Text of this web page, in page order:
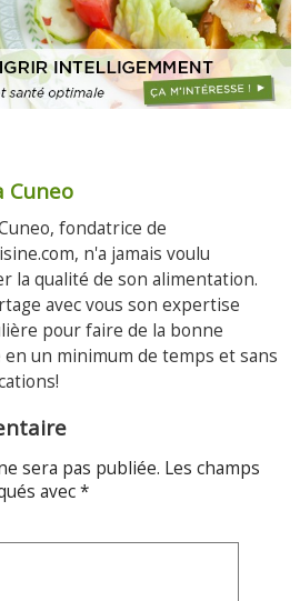
Cuneo
fondatrice de
n'a jamais voulu
la qualité de son alimentation.
avec vous son expertise
pour faire de la bonne
en un minimum de temps et sans
sera pas publiée. Les champs
avec*